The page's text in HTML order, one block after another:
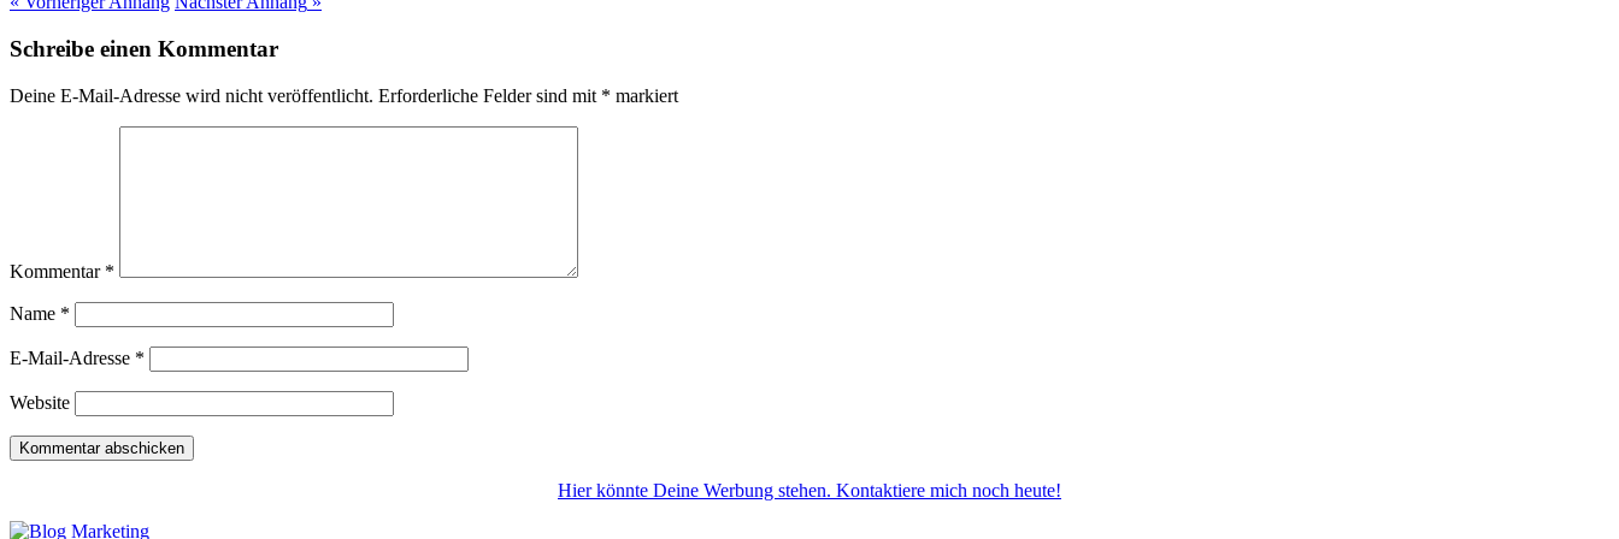
Schreibe einen Kommentar
Deine E-Mail-Adresse wird nicht veröffentlicht. Erforderliche Felder sind mit * markiert
Kommentar *
Name *
E-Mail-Adresse *
Website
Hier könnte Deine Werbung stehen. Kontaktiere mich noch heute!